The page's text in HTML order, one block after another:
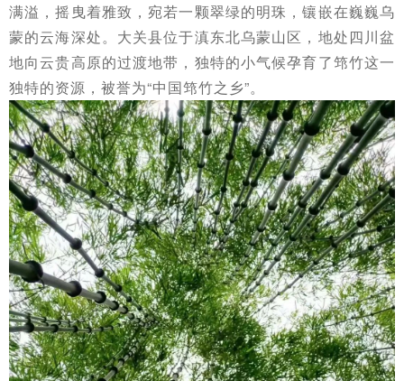
满溢，摇曳着雅致，宛若一颗翠绿的明珠，镶嵌在巍巍乌
蒙的云海深处。大关县位于滇东北乌蒙山区，地处四川盆
地向云贵高原的过渡地带，独特的小气候孕育了筇竹这一
独特的资源，被誉为“中国筇竹之乡”。